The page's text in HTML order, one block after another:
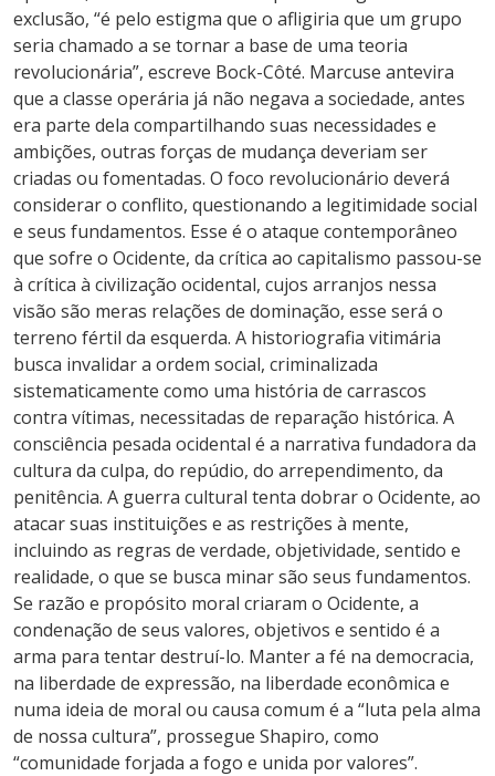
exclusão, “é pelo estigma que o afligiria que um grupo
seria chamado a se tornar a base de uma teoria
revolucionária”, escreve Bock-Côté. Marcuse antevira
que a classe operária já não negava a sociedade, antes
era parte dela compartilhando suas necessidades e
ambições, outras forças de mudança deveriam ser
criadas ou fomentadas. O foco revolucionário deverá
considerar o conflito, questionando a legitimidade social
e seus fundamentos. Esse é o ataque contemporâneo
que sofre o Ocidente, da crítica ao capitalismo passou-se
à crítica à civilização ocidental, cujos arranjos nessa
visão são meras relações de dominação, esse será o
terreno fértil da esquerda. A historiografia vitimária
busca invalidar a ordem social, criminalizada
sistematicamente como uma história de carrascos
contra vítimas, necessitadas de reparação histórica. A
consciência pesada ocidental é a narrativa fundadora da
cultura da culpa, do repúdio, do arrependimento, da
penitência. A guerra cultural tenta dobrar o Ocidente, ao
atacar suas instituições e as restrições à mente,
incluindo as regras de verdade, objetividade, sentido e
realidade, o que se busca minar são seus fundamentos.
Se razão e propósito moral criaram o Ocidente, a
condenação de seus valores, objetivos e sentido é a
arma para tentar destruí-lo. Manter a fé na democracia,
na liberdade de expressão, na liberdade econômica e
numa ideia de moral ou causa comum é a “luta pela alma
de nossa cultura”, prossegue Shapiro, como
“comunidade forjada a fogo e unida por valores”.